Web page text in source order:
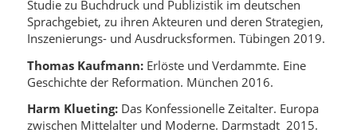
Studie zu Buchdruck und Publizistik im deutschen
Sprachgebiet, zu ihren Akteuren und deren Strategien,
Inszenierungs- und Ausdrucksformen. Tübingen 2019.
Thomas Kaufmann:Erlöste und Verdammte. Eine
Geschichte der Reformation. München 2016.
Harm Klueting:Das Konfessionelle Zeitalter. Europa
zwischen Mittelalter und Moderne. Darmstadt 2015.